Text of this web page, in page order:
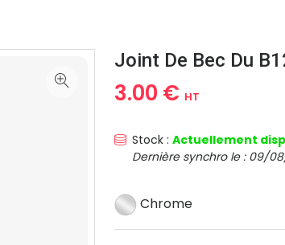
Joint De Bec Du
3.00 € HT
Stock : Actuellement
Dernière synchro le : 09/
Chrome